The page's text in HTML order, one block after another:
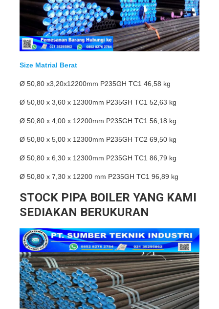
Size Matrial Berat
Ø 50,80 x3,20x12200mm P235GH TC1 46,58 kg
Ø 50,80 x 3,60 x 12300mm P235GH TC1 52,63 kg
Ø 50,80 x 4,00 x 12200mm P235GH TC1 56,18 kg
Ø 50,80 x 5,00 x 12300mm P235GH TC2 69,50 kg
Ø 50,80 x 6,30 x 12300mm P235GH TC1 86,79 kg
Ø 50,80 x 7,30 x 12200 mm P235GH TC1 96,89 kg
STOCK PIPA BOILER YANG KAMI
SEDIAKAN BERUKURAN